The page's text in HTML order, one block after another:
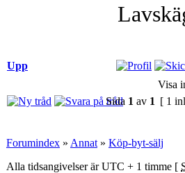
Upp
Visa
Sida 1 av 1 [ 1
Forumindex » Annat » Köp-byt-sälj
Alla tidsangivelser är UTC + 1 timme [